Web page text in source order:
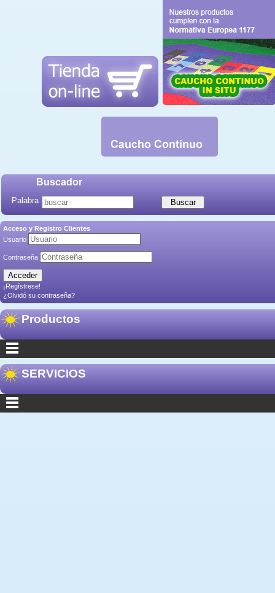
Buscador
Palabra
Acceso y Registro Clientes
Usuario
Contraseña
¡Regístrese!
¿Olvidó su contraseña?
Productos
SERVICIOS